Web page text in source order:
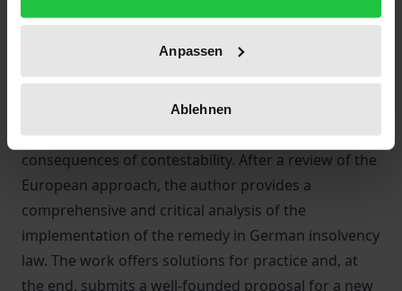
Anpassen
Ablehnen
implementation of the remedy.
The work focuses on the procedural side of the
review of the decision to open insolvency
proceedings, i.e. on the prerequisites and
consequences of contestability. After a review of the
European approach, the author provides a
comprehensive and critical analysis of the
implementation of the remedy in German insolvency
law. The work offers solutions for practice and, at
the end, submits a well-founded proposal for a new